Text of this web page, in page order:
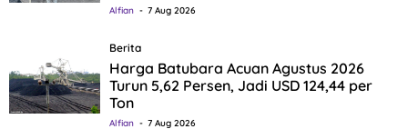
Alfian 7 Aug 2026
Berita
Harga Batubara Acuan Agustus 2026
Turun 5,62 Persen, Jadi USD 124,44 per
Ton
Alfian 7 Aug 2026